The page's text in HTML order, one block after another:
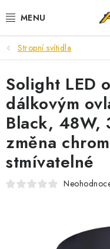
na
TELEFONY, TABLETY
POČÍTAČE,
PRO HRÁČE
ELEKTRONIKA
Stropní svítidla
Solight LED
dálkovým
Black, 48W,
změna
stmívatelné